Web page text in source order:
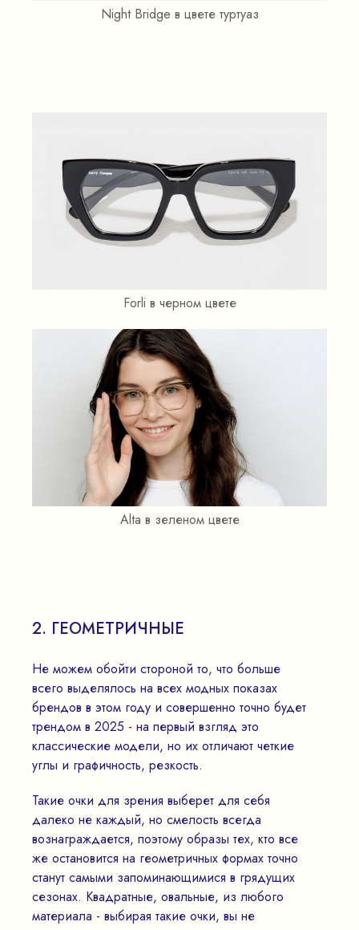
Night Bridge в цвете туртуаз
Forli в черном цвете
Alta в зеленом цвете
2. ГЕОМЕТРИЧНЫЕ
Не можем обойти стороной то, что больше
всего выделялось на всех модных показах
брендов в этом году и совершенно точно будет
трендом в 2025 - на первый взгляд это
классические модели, но их отличают четкие
углы и графичность, резкость.
Такие очки для зрения выберет для себя
далеко не каждый, но смелость всегда
вознаграждается, поэтому образы тех, кто все
же остановится на геометричных формах точно
станут самыми запоминающимися в грядущих
сезонах. Квадратные, овальные, из любого
материала - выбирая такие очки, вы не